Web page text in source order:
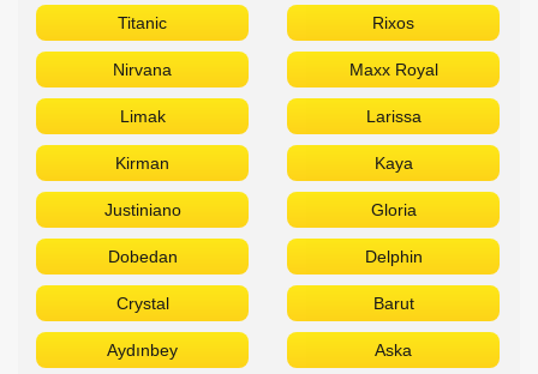
Titanic Rixos
Nirvana Maxx Royal
Limak Larissa
Kirman Kaya
Justiniano Gloria
Dobedan Delphin
Crystal Barut
Aydınbey Aska